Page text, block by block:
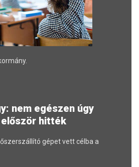
nem egészen úgy
hitték
gépet vett célba a